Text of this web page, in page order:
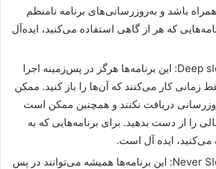
باشد و به‌روزرسانی‌های برنامه نامنظم
که هر از گاهی استفاده می‌کنید، ایده‌آل
Deep sleeping apps: این برنامه‌ها هرگز در پس‌زمینه اجرا
زمانی کار می‌کنند که آن‌ها را باز کنید. ممکن
دریافت نکنند و همچنین ممکن است
را از دست بدهید. برای برنامه‌هایی که به
می‌کنید، ایده آل است.
Never Sleeping apps: این برنامه‌ها همیشه می‌توانند در پس